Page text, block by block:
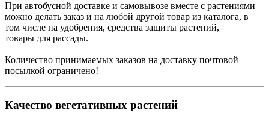
При автобусной доставке и самовывозе вместе с растениями
можно делать заказ и на любой другой товар из каталога, в
том числе на удобрения, средства защиты растений,
товары для рассады.
Количество принимаемых заказов на доставку почтовой
посылкой ограничено!
Качество вегетативных растений